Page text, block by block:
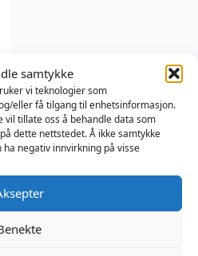
samtykke
vi teknologier som
eller få tilgang til enhetsinformasjon.
vil tillate oss å behandle data som
dette nettstedet. Å ikke samtykke
negativ innvirkning på visse